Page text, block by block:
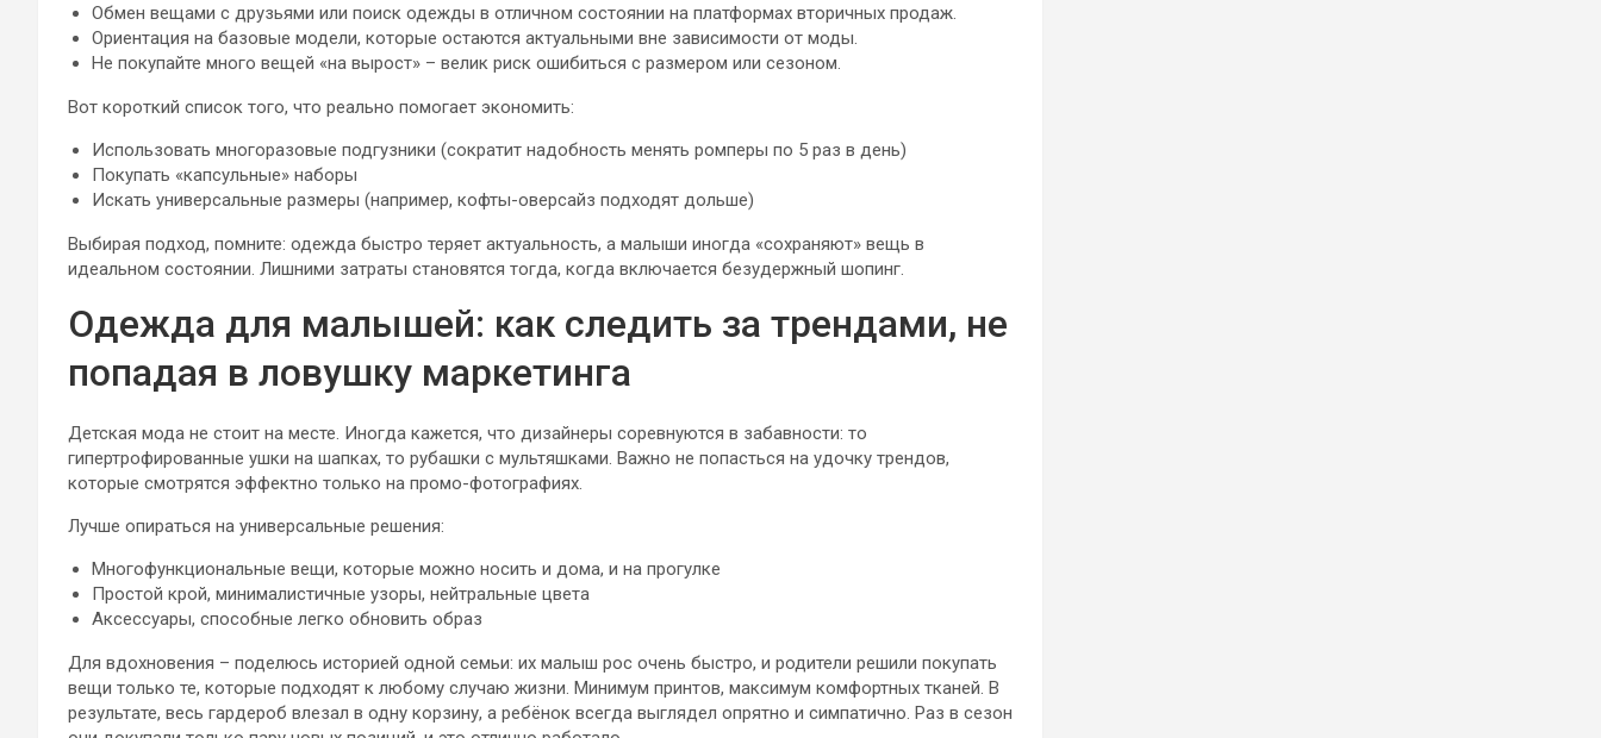
Обмен вещами с друзьями или поиск одежды в отличном состоянии на платформах вторичных продаж.
Ориентация на базовые модели, которые остаются актуальными вне зависимости от моды.
Не покупайте много вещей «на вырост» – велик риск ошибиться с размером или сезоном.
Вот короткий список того, что реально помогает экономить:
Использовать многоразовые подгузники (сократит надобность менять ромперы по 5 раз в день)
Покупать «капсульные» наборы
Искать универсальные размеры (например, кофты-оверсайз подходят дольше)
Выбирая подход, помните: одежда быстро теряет актуальность, а малыши иногда «сохраняют» вещь в
идеальном состоянии. Лишними затраты становятся тогда, когда включается безудержный шопинг.
Одежда для малышей: как следить за трендами, не
попадая в ловушку маркетинга
Детская мода не стоит на месте. Иногда кажется, что дизайнеры соревнуются в забавности: то
гипертрофированные ушки на шапках, то рубашки с мультяшками. Важно не попасться на удочку трендов,
которые смотрятся эффектно только на промо-фотографиях.
Лучше опираться на универсальные решения:
Многофункциональные вещи, которые можно носить и дома, и на прогулке
Простой крой, минималистичные узоры, нейтральные цвета
Аксессуары, способные легко обновить образ
Для вдохновения – поделюсь историей одной семьи: их малыш рос очень быстро, и родители решили покупать
вещи только те, которые подходят к любому случаю жизни. Минимум принтов, максимум комфортных тканей. В
результате, весь гардероб влезал в одну корзину, а ребёнок всегда выглядел опрятно и симпатично. Раз в сезон